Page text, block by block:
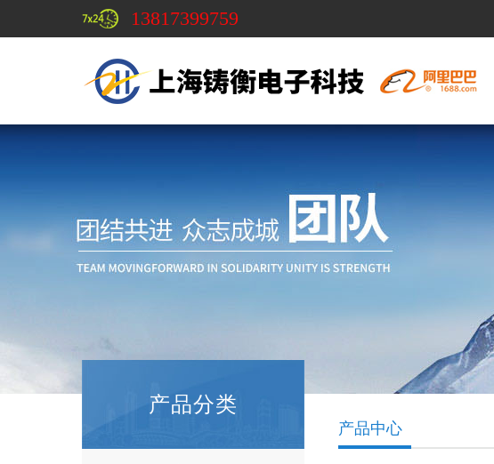
13817399759
产品分类
产品中心